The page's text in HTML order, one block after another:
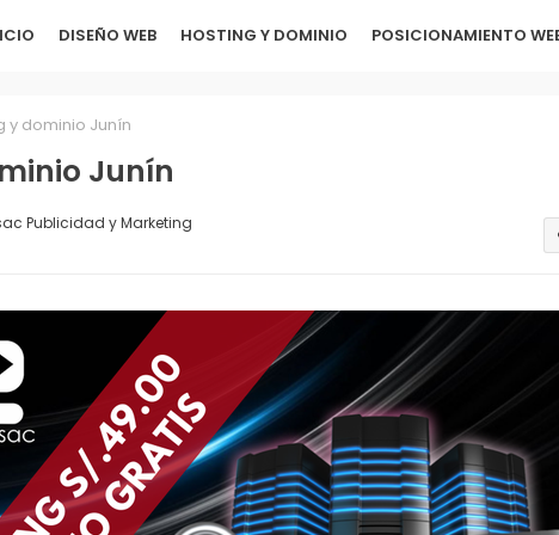
DISEÑO WEB HOSTING Y DOMINIO POSICIONAMIENTO
y dominio Junín
Junín
Publicidad y Marketing